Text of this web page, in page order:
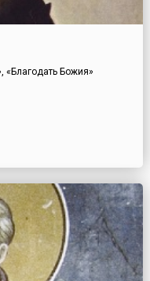
«Благодать Божия»